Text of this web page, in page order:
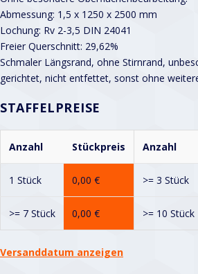
Abmessung: 1,5 x 1250 x 2500 mm
Lochung: Rv 2-3,5 DIN 24041
Freier Querschnitt: 29,62%
Schmaler Längsrand, ohne Stirnrand,
gerichtet, nicht entfettet, sonst ohne
STAFFELPREISE
Anzahl Stückpreis Anzahl
1 Stück 0,00 € >= 3 Stück
>= 7 Stück 0,00 € >= 10 Stück
Versanddatum anzeigen